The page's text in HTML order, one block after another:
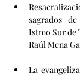
sagrados
La